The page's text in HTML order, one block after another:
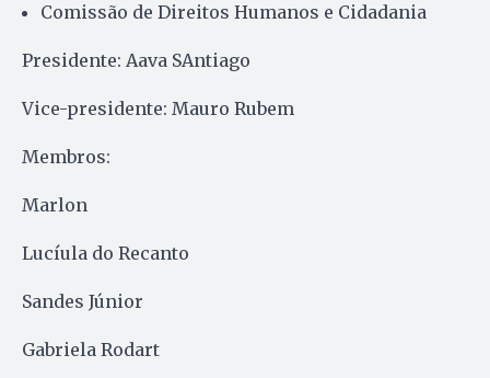
Comissão de Direitos Humanos e Cidadania
Presidente: Aava SAntiago
Vice-presidente: Mauro Rubem
Membros:
Marlon
Lucíula do Recanto
Sandes Júnior
Gabriela Rodart